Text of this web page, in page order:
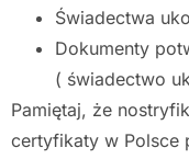
Świadectwa
Dokumenty
( świadectwo
Pamiętaj, że
certyfikaty w Polsce